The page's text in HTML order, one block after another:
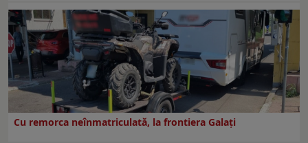
Cu remorca neînmatriculată, la frontiera Galați